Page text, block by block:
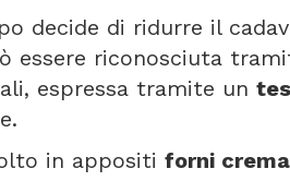
decide di ridurre il
essere riconosciuta
espressa tramite un
in appositi forni